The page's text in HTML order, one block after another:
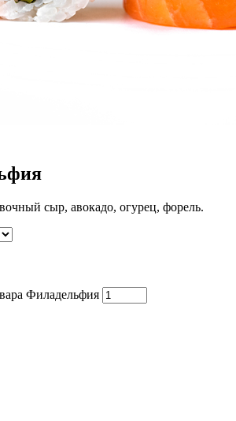
сыр, авокадо, огурец, форель.
Филадельфия